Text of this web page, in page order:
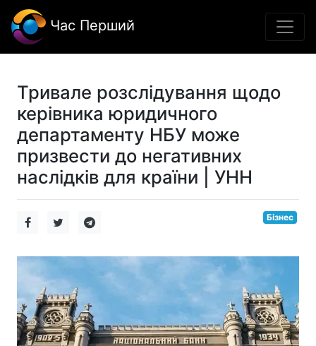
Час Перший
Тривале розслідування щодо
керівника юридичного
департаменту НБУ може
призвести до негативних
наслідків для країни | УНН
Бізнес